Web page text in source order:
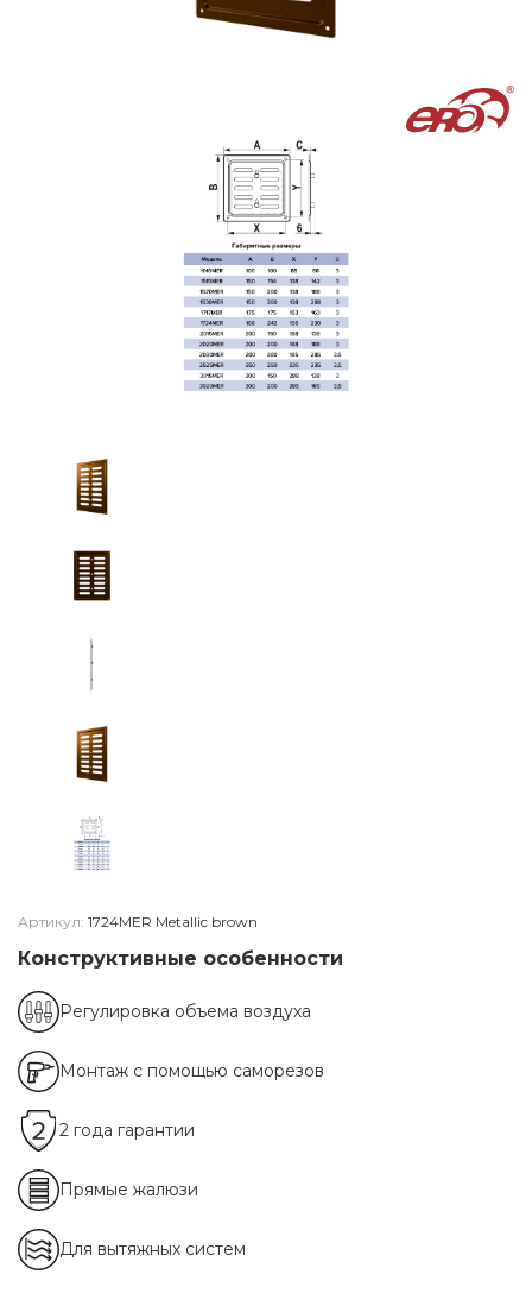
Артикул: 1724MER Metallic brown
Конструктивные особенности
Регулировка объема воздуха
Монтаж с помощью саморезов
2 года гарантии
Прямые жалюзи
Для вытяжных систем